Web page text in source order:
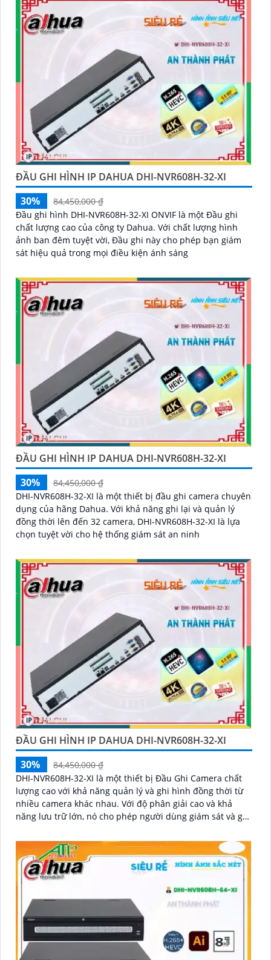
ĐẦU GHI HÌNH IP DAHUA DHI-NVR608H-32-XI
30%
84,450,000 ₫
Đầu ghi hình DHI-NVR608H-32-XI ONVIF là một Đầu ghi
chất lượng cao của công ty Dahua. Với chất lượng hình
ảnh ban đêm tuyệt vời, Đầu ghi này cho phép bạn giám
sát hiệu quả trong mọi điều kiện ánh sáng
ĐẦU GHI HÌNH IP DAHUA DHI-NVR608H-32-XI
30%
84,450,000 ₫
DHI-NVR608H-32-XI là một thiết bị đầu ghi camera chuyên
dụng của hãng Dahua. Với khả năng ghi lại và quản lý
đồng thời lên đến 32 camera, DHI-NVR608H-32-XI là lựa
chọn tuyệt vời cho hệ thống giám sát an ninh
ĐẦU GHI HÌNH IP DAHUA DHI-NVR608H-32-XI
30%
84,450,000 ₫
DHI-NVR608H-32-XI là một thiết bị Đầu Ghi Camera chất
lượng cao với khả năng quản lý và ghi hình đồng thời từ
nhiều camera khác nhau. Với độ phân giải cao và khả
năng lưu trữ lớn, nó cho phép người dùng giám sát và ghi